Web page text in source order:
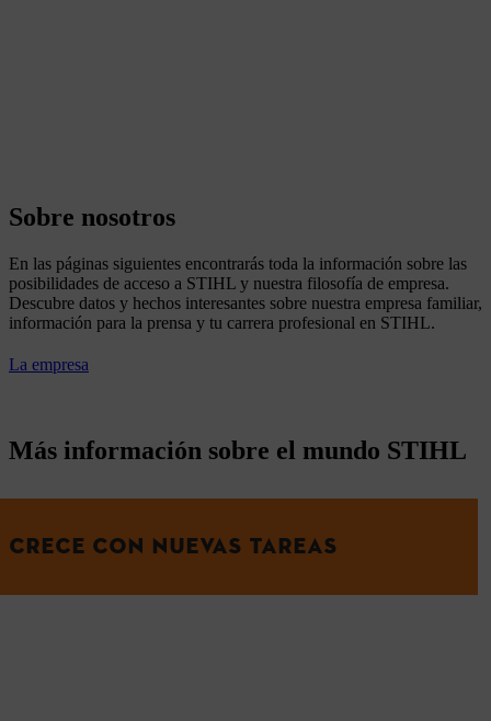
Sobre nosotros
En las páginas siguientes encontrarás toda la información sobre las
posibilidades de acceso a STIHL y nuestra filosofía de empresa.
Descubre datos y hechos interesantes sobre nuestra empresa familiar,
información para la prensa y tu carrera profesional en STIHL.
La empresa
Más información sobre el mundo STIHL
CRECE CON NUEVAS TAREAS